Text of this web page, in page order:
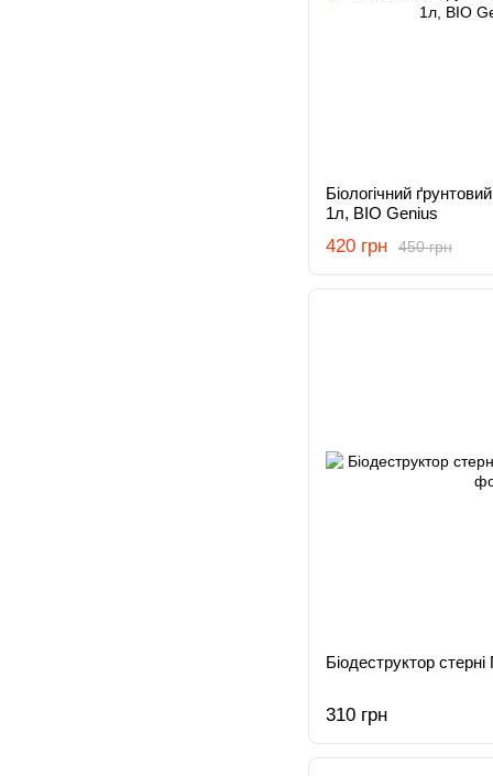
Біологічний
1л, BIO Genius
450 грн
420 грн
Біодеструктор
310 грн